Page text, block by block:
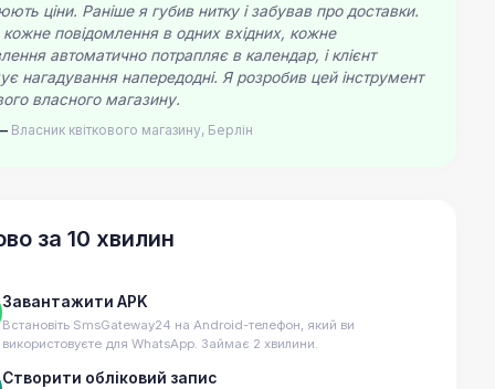
ціни. Раніше я губив нитку і забував про доставки.
повідомлення в одних вхідних, кожне
автоматично потрапляє в календар, і клієнт
нагадування напередодні. Я розробив цей інструмент
власного магазину.
Власник квіткового магазину, Берлін
за 10 хвилин
Завантажити APK
Встановіть SmsGateway24 на Android-телефон, який ви
використовуєте для WhatsApp. Займає 2 хвилини.
Створити обліковий запис